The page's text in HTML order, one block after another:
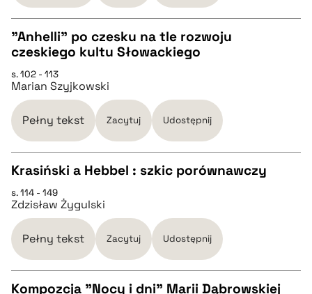
BIBTEX
pobierz cytat
CZYSTY TEKST
pobierz cytat
BIBTEX
"Anhelli" po czesku na tle rozwoju
czeskiego kultu Słowackiego
s. 102 - 113
Marian Szyjkowski
Pełny tekst Zacytuj Udostępnij
CZYSTY TEKST
pobierz cytat
Krasiński a Hebbel : szkic porównawczy
s. 114 - 149
Zdzisław Żygulski
Pełny tekst Zacytuj Udostępnij
Kompozcja "Nocy i dni" Marii Dąbrowskiej